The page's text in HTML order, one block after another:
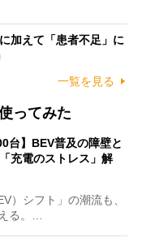
加えて「患者不足」に
一覧を見る
ってみた
台】BEV普及の障壁と
充電のストレス」解
）シフト」の潮流も、
る。…